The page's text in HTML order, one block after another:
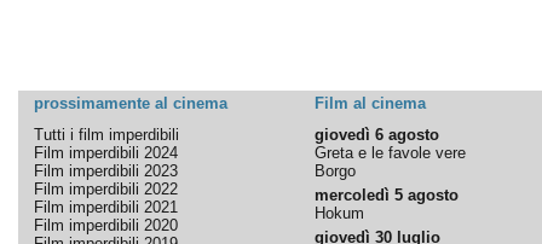
prossimamente al cinema
Film al cinema
Tutti i film imperdibili
Film imperdibili 2024
Film imperdibili 2023
Film imperdibili 2022
Film imperdibili 2021
Film imperdibili 2020
giovedì 6 agosto
Greta e le favole vere
Borgo
mercoledì 5 agosto
Hokum
giovedì 30 luglio